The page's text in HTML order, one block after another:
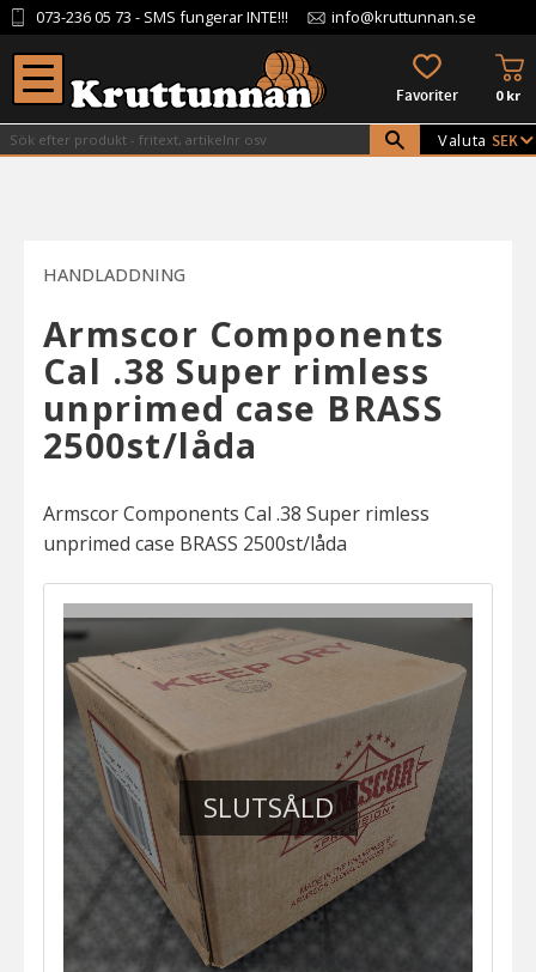
Meny
073-236 05 73 - SMS fungerar INTE!!! info@kruttunnan.se
FAVORITER 0kr
Valuta
HANDLADDNING
Armscor Components
Cal .38 Super rimless
unprimed case BRASS
2500st/låda
Armscor Components Cal .38 Super rimless
unprimed case BRASS 2500st/låda
SLUTSÅLD